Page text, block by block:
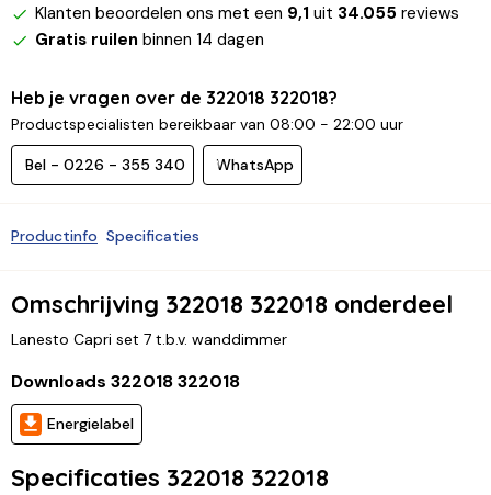
Klanten beoordelen ons met een 9,1 uit 34.055 reviews
Gratis ruilen binnen 14 dagen
Heb je vragen over de 322018 322018?
Productspecialisten bereikbaar van 08:00 - 22:00 uur
Bel - 0226 - 355 340 WhatsApp
Productinfo Specificaties
Omschrijving 322018 322018 onderdeel
Lanesto Capri set 7 t.b.v. wanddimmer
Downloads 322018 322018
Energielabel
Specificaties 322018 322018